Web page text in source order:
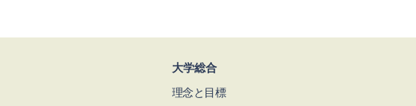
大学総合
理念と目標